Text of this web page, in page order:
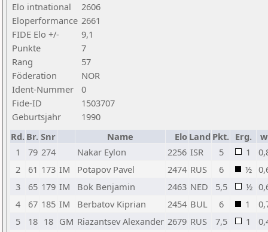
Elo intnational
2606
Eloperformance 2661
FIDE Elo +/-
9,1
Punkte
7
Rang
57
Föderation
NOR
Ident-Nummer
0
Fide-ID
1503707
Geburtsjahr
1990
Rd. Br. Snr Name Elo Land Pkt. Erg.
1
79 274 Nakar Eylon 2256 ISR 5 1
2
61 173 IM Potapov Pavel 2474 RUS 6 ½
3
65 179 IM Bok Benjamin 2463 NED 5,5 ½
4
67 185 IM Berbatov Kiprian 2454 BUL 6 1
5
18 18 GM Riazantsev Alexander 2679 RUS 7,5 1